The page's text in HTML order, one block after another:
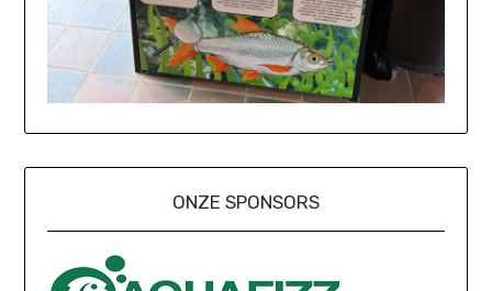
ONZE SPONSORS